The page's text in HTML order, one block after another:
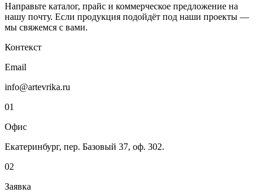
Направьте каталог, прайс и коммерческое предложение на
нашу почту. Если продукция подойдёт под наши проекты —
мы свяжемся с вами.
Контекст
Email
info@artevrika.ru
01
Офис
Екатеринбург, пер. Базовый 37, оф. 302.
02
Заявка